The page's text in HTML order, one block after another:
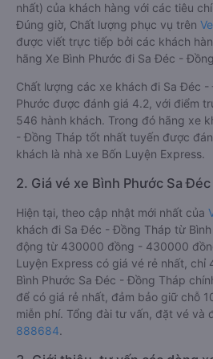
nhất) của khách hàng với các tiêu
Đúng giờ, Chất lượng phục vụ trên
được viết trực tiếp bởi các khách
hãng Xe Bình Phước đi Sa Đéc -
Chất lượng các xe khách đi Sa Đéc
Phước được đánh giá 4.2, với điểm
546 hành khách. Trong đó hãng xe
- Đồng Tháp tốt nhất tuyến được
khách là nhà xe Bốn Luyện Express.
2. Giá vé xe Bình Phước Sa
Hiện tại, theo cập nhật mới nhất của
khách đi Sa Đéc - Đồng Tháp từ
động từ 430000 đồng - 430000
Luyện Express có giá vé rẻ nhất,
Bình Phước Sa Đéc - Đồng Tháp
để có giá rẻ nhất, đảm bảo giữ chỗ
miễn phí. Tổng đài tư vấn, đặt vé và
888684.